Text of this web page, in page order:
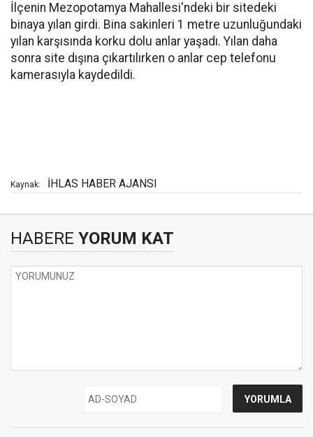
İlçenin Mezopotamya Mahallesi'ndeki bir sitedeki
binaya yılan girdi. Bina sakinleri 1 metre uzunluğundaki
yılan karşısında korku dolu anlar yaşadı. Yılan daha
sonra site dışına çıkartılırken o anlar cep telefonu
kamerasıyla kaydedildi.
Kaynak: İHLAS HABER AJANSI
HABERE YORUM KAT